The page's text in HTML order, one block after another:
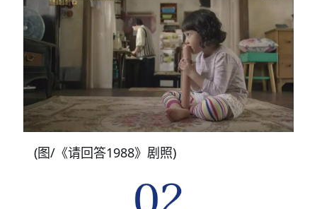
(图/ 《请回答1988》 剧照)